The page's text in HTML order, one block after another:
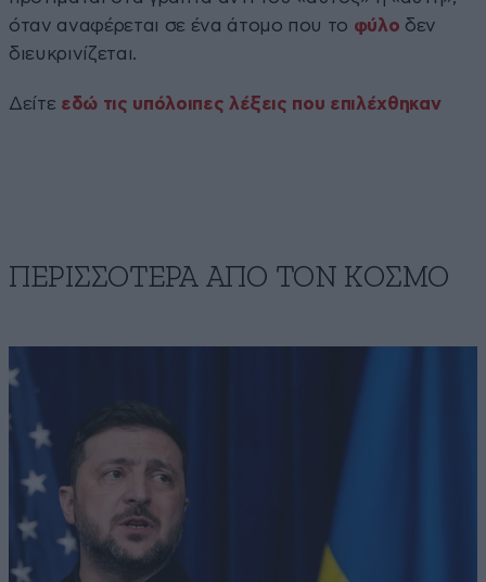
όταν αναφέρεται σε ένα άτομο που το φύλο δεν
διευκρινίζεται.
Δείτε εδώ τις υπόλοιπες λέξεις που επιλέχθηκαν
ΠΕΡΙΣΣΟΤΕΡΑ ΑΠΟ ΤΟΝ ΚΟΣΜΟ